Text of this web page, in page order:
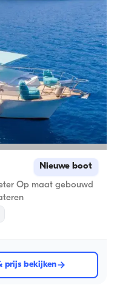
Nieuwe boot
Op maat gebouwd
prijs bekijken